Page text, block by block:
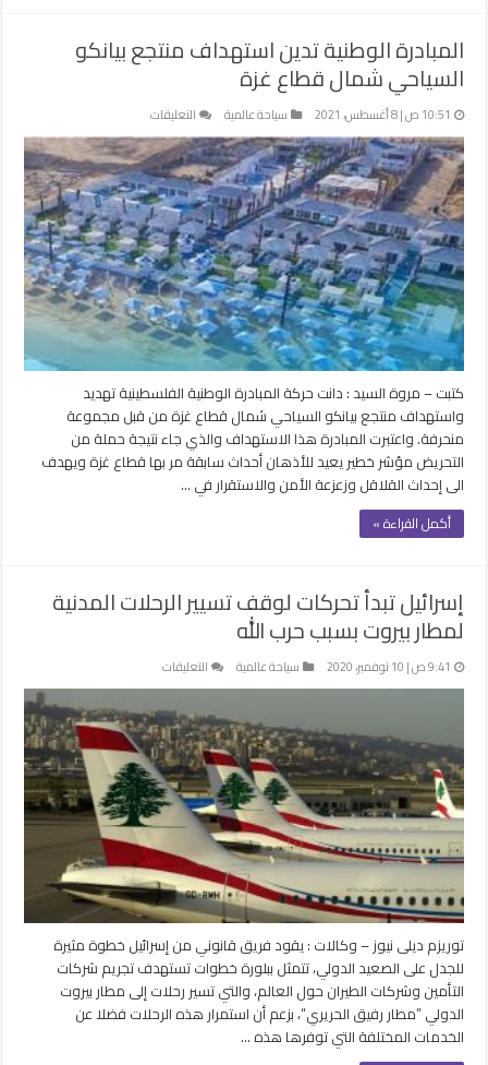
المبادرة الوطنية تدين استهداف منتجع بيانكو
السياحي شمال قطاع غزة
10:51 ص | 8 أغسطس، 2021 سياحة عالمية التعليقات
المبادرة
الوطنية
تدين
استهداف
منتجع
بيانكو
السياحي
شمال
قطاع
غزة
مغلقة
كتبت – مروة السيد : دانت حركة المبادرة الوطنية الفلسطينية تهديد
واستهداف منتجع بيانكو السياحي شمال قطاع غزة من قبل مجموعة
منحرفة. واعتبرت المبادرة هذا الاستهداف والذي جاء نتيجة حملة من
التحريض مؤشر خطير يعيد للأذهان أحداث سابقة مر بها قطاع غزة ويهدف
الى إحداث القلاقل وزعزعة الأمن والاستقرار في …
أكمل القراءة »
إسرائيل تبدأ تحركات لوقف تسيير الرحلات المدنية
لمطار بيروت بسبب حرب الله
9:41 ص | 10 نوفمبر، 2020 سياحة عالمية التعليقات
إسرائيل
تبدأ
تحركات
لوقف
تسيير
الرحلات
المدنية
لمطار
بيروت
بسبب
حرب
الله
مغلقة
توريزم ديلى نيوز – وكالات : يقود فريق قانوني من إسرائيل خطوة مثيرة
للجدل على الصعيد الدولي، تتمثل ببلورة خطوات تستهدف تجريم شركات
التأمين وشركات الطيران حول العالم، والتي تسير رحلات إلى مطار بيروت
الدولي ”مطار رفيق الحريري“، بزعم أن استمرار هذه الرحلات فضلا عن
الخدمات المختلفة التي توفرها هذه …